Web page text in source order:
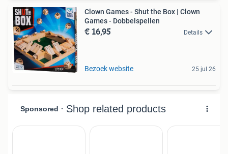
Clown Games - Shut the Box | Clown
Games - Dobbelspellen
€ 16,95 Details
Bezoek website 25 jul 26